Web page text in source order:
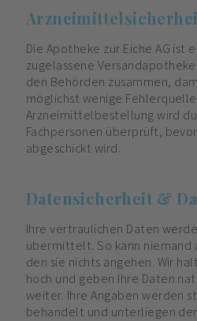
Die Apotheke zur Eiche AG ist
zugelassene
den Behörden zusammen,
möglichst wenige
Arzneimittelbestellung wird
Fachpersonen überprüft,
abgeschickt wird.
Datensicherheit &
Ihre vertraulichen Daten
übermittelt. So kann niemand
den sie nichts angehen. Wir
hoch und geben Ihre Daten
weiter. Ihre Angaben werden
behandelt und unterliegen